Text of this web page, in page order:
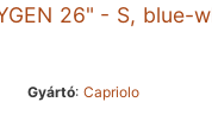
26" - S, blue-
Gyártó: Capriolo